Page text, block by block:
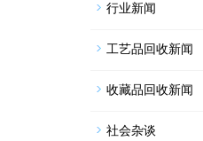
行业新闻
工艺品回收新闻
收藏品回收新闻
社会杂谈